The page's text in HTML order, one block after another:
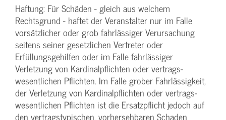
Haftung: Für Schäden - gleich aus welchem
Rechtsgrund - haftet der Veranstalter nur im Falle
vorsätzlicher oder grob fahrlässiger Verursachung
seitens seiner gesetzlichen Vertreter oder
Erfüllungsgehilfen oder im Falle fahrlässiger
Verletzung von Kardinalpflichten oder vertrags­
wesentlichen Pflichten. Im Falle grober Fahrlässigkeit,
der Verletzung von Kardinalpflichten oder vertrags­
wesentlichen Pflichten ist die Ersatzpflicht jedoch auf
den vertragstypischen, vorhersehbaren Schaden